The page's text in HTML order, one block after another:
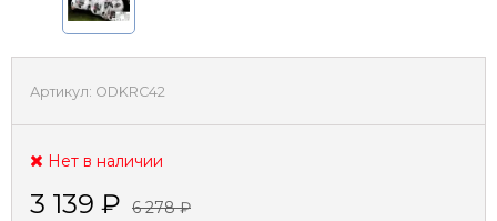
Артикул: ODKRC42
Нет в наличии
3 139 ₽ 6 278₽